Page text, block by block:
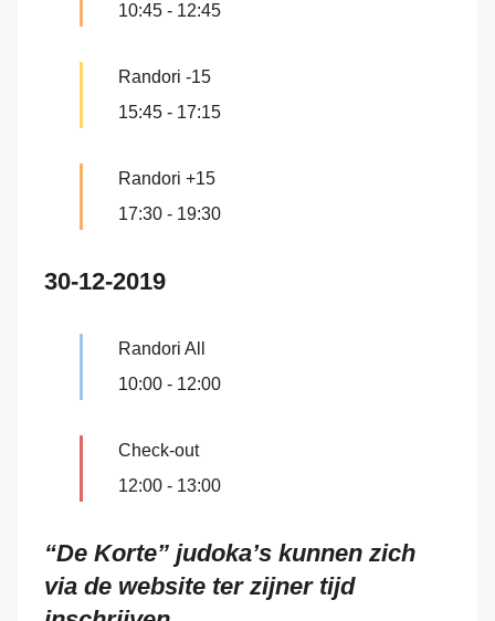
10:45 - 12:45
Randori -15
15:45 - 17:15
Randori +15
17:30 - 19:30
30-12-2019
Randori All
10:00 - 12:00
Check-out
12:00 - 13:00
“De Korte” judoka’s kunnen zich
via de website ter zijner tijd